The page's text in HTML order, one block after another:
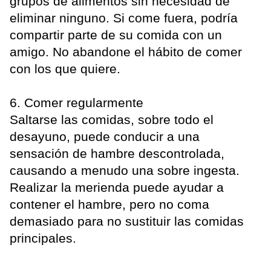
eliminar ninguno. Si come fuera, podría
compartir parte de su comida con un
amigo. No abandone el hábito de comer
con los que quiere.
6. Comer regularmente
Saltarse las comidas, sobre todo el
desayuno, puede conducir a una
sensación de hambre descontrolada,
causando a menudo una sobre ingesta.
Realizar la merienda puede ayudar a
contener el hambre, pero no coma
demasiado para no sustituir las comidas
principales.